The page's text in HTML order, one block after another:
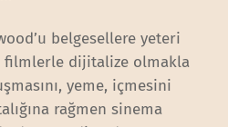
belgesellere yeteri
filmlerle dijitalize olmakla
yeme, içmesini
rağmen sinema